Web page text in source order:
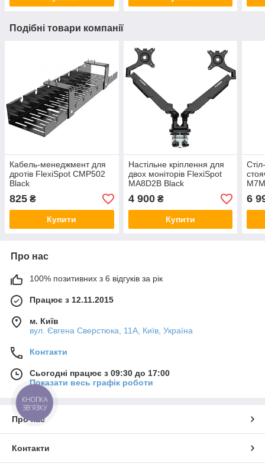
Подібні товари компанії
Кабель-менеджмент для
дротів FlexiSpot CMP502
Black
825 ₴
Купити
Настільне кріплення для
двох моніторів FlexiSpot
MA8D2B Black
4 900₴
Купити
6
Про нас
100% позитивних з 6 відгуків за рік
Працює з 12.11.2015
м. Київ
вул. Євгена Сверстюка, 11А, Київ, Україна
Контакти
Сьогодні працює з 09:30 до 17:00
Показати весь графік роботи
Про нас
Контакти
КНОПКА
ЗВ'ЯЗКУ